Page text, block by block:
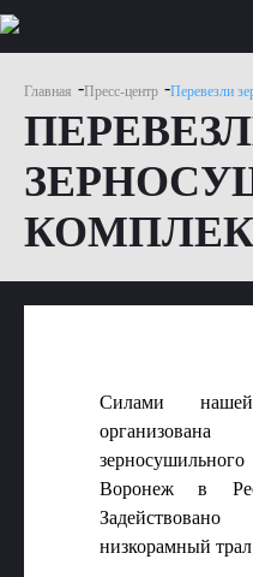
Главная -Пресс-центр -Перевезли
Силами
Воронеж в
низкорамный